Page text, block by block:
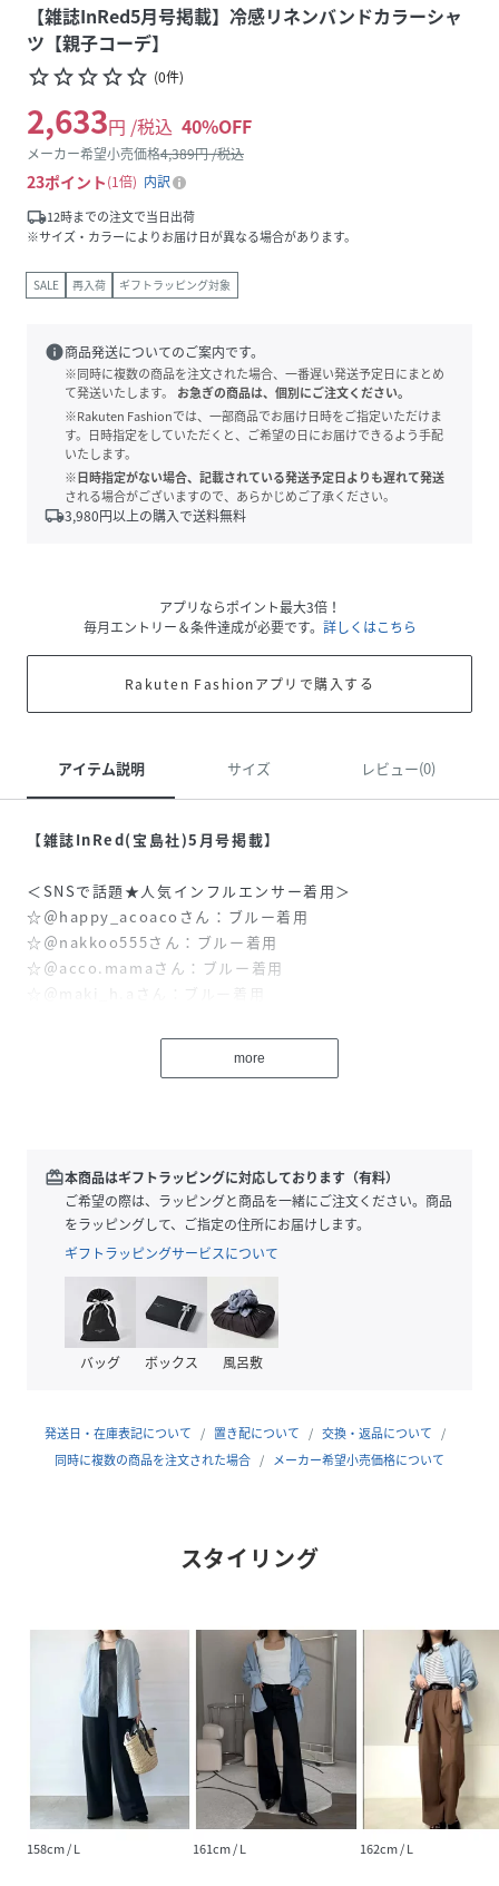
【雑誌InRed5月号掲載】冷感リネンバンドカラーシャ
ツ【親子コーデ】
star_borderstar_borderstar_borderstar_borderstar_border (0件)
2,633円 /税込 40%OFF
メーカー希望小売価格4,389円 /税込
23ポイント 1倍
内訳
local_shipping12時までの注文で当日出荷
※サイズ・カラーによりお届け日が異なる場合があります。
SALE 再入荷 ギフトラッピング対象
info商品発送についてのご案内です。
※同時に複数の商品を注文された場合、一番遅い発送予定日にまとめ
て発送いたします。
お急ぎの商品は、個別にご注文ください。
※Rakuten Fashionでは、一部商品でお届け日時をご指定いただけま
す。日時指定をしていただくと、ご希望の日にお届けできるよう手配
いたします。
※日時指定がない場合、記載されている発送予定日よりも遅れて発送
される場合がございますので、あらかじめご了承ください。
local_shipping3,980円以上の購入で送料無料
アプリならポイント最大3倍！
毎月エントリー＆条件達成が必要です。 詳しくはこちら
Rakuten Fashionアプリで購入する
アイテム説明 サイズ レビュー(0)
【雑誌InRed(宝島社)5月号掲載】
＜SNSで話題★人気インフルエンサー着用＞
☆＠happy_acoacoさん：ブルー着用
☆＠nakkoo555さん：ブルー着用
☆＠acco.mamaさん：ブルー着用
☆＠maki_h.aさん：ブルー着用
ほんのり透けるリネン素材が、涼しげな印象をつくるバンド
一枚着としてはもちろん、軽く羽織るスタイルにも活躍する
着回し力の高いアイテム。
【素材】
シアー感のあるリネン素材で、天然タッチが魅力のやわらか
くなめらかな生地。
【デザイン】
【ikkaポイント】
・カフス付けにゴムが入っていてタックアップしやすい
タンクトップやロゴTにワイドパンツやデニムを合わせた夏
のカジュアルスタイルに、さらりと羽織るだけで軽やかな着
こなしに。
シアー感のあるリネン素材が見た目にも涼しげで、暑い季節
のレイヤードも快適です。
キッズサイズのリンク商品も展開している為、親子おそろい
でコーディネート可能です。
more
redeem本商品はギフトラッピングに対応しております（有料）
ご希望の際は、ラッピングと商品を一緒にご注文ください。商品
をラッピングして、ご指定の住所にお届けします。
ギフトラッピングサービスについて
バッグ ボックス 風呂敷
発送日・在庫表記について 置き配について
交換・返品について
同時に複数の商品を注文された場合
メーカー希望小売価格について
スタイリング
158cm / L 161cm / L 162cm / L